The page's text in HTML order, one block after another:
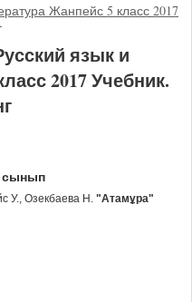
Жанпейс 5 класс 2017
язык и
2017 Учебник.
сынып
У., Озекбаева Н. "Атамұра"